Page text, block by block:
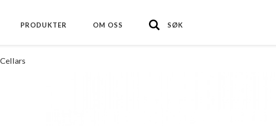
PRODUKTER OM OSS SØK